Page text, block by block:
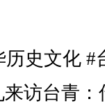
史文化 #
访台青